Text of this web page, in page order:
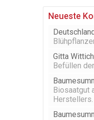
Neueste
Gitta
Befüllen
Biosaatgut
Herstellers.